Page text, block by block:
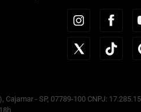
- SP, 07789-100 CNPJ: